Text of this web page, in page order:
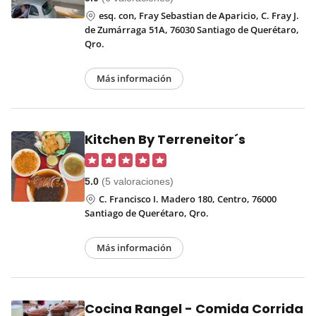
esq. con, Fray Sebastian de Aparicio, C. Fray J.
de Zumárraga 51A, 76030 Santiago de Querétaro,
Qro.
Más información
Kitchen By Terreneitor´s
5.0 (5 valoraciones)
C. Francisco I. Madero 180, Centro, 76000
Santiago de Querétaro, Qro.
Más información
Cocina Rangel - Comida Corrida